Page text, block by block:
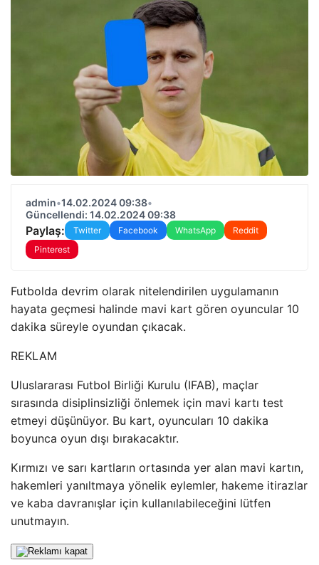
admin•14.02.2024 09:38•
Güncellendi: 14.02.2024 09:38
Paylaş: Twitter Facebook WhatsApp
Reddit
Pinterest
Futbolda devrim olarak nitelendirilen uygulamanın
hayata geçmesi halinde mavi kart gören oyuncular 10
dakika süreyle oyundan çıkacak.
REKLAM
Uluslararası Futbol Birliği Kurulu (IFAB), maçlar
sırasında disiplinsizliği önlemek için mavi kartı test
etmeyi düşünüyor. Bu kart, oyuncuları 10 dakika
boyunca oyun dışı bırakacaktır.
Kırmızı ve sarı kartların ortasında yer alan mavi kartın,
hakemleri yanıltmaya yönelik eylemler, hakeme itirazlar
ve kaba davranışlar için kullanılabileceğini lütfen
unutmayın.